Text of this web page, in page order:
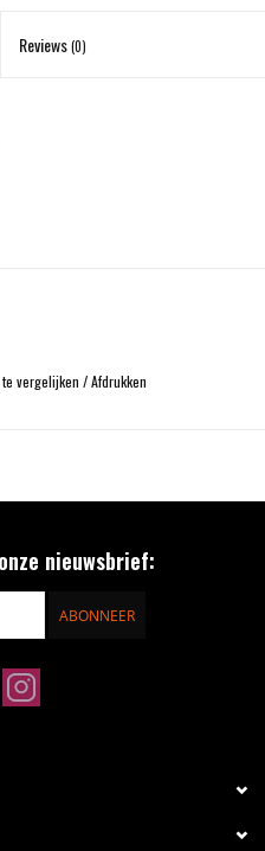
Reviews(0)
vergelijken /Afdrukken
nieuwsbrief:
ABONNEER